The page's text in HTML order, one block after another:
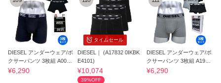
DIESEL アンダーウェア/ボ
クサーパンツ 3枚組 A0097
4 E4101
¥6,290
タイムセール
DIESEL｜ (A17832 0IKBK
E4101)
¥10,074
39%OFF
DIESEL アンダーウェア/ボ
クサーパンツ 3枚組 A1979
9 E7338
¥6,290